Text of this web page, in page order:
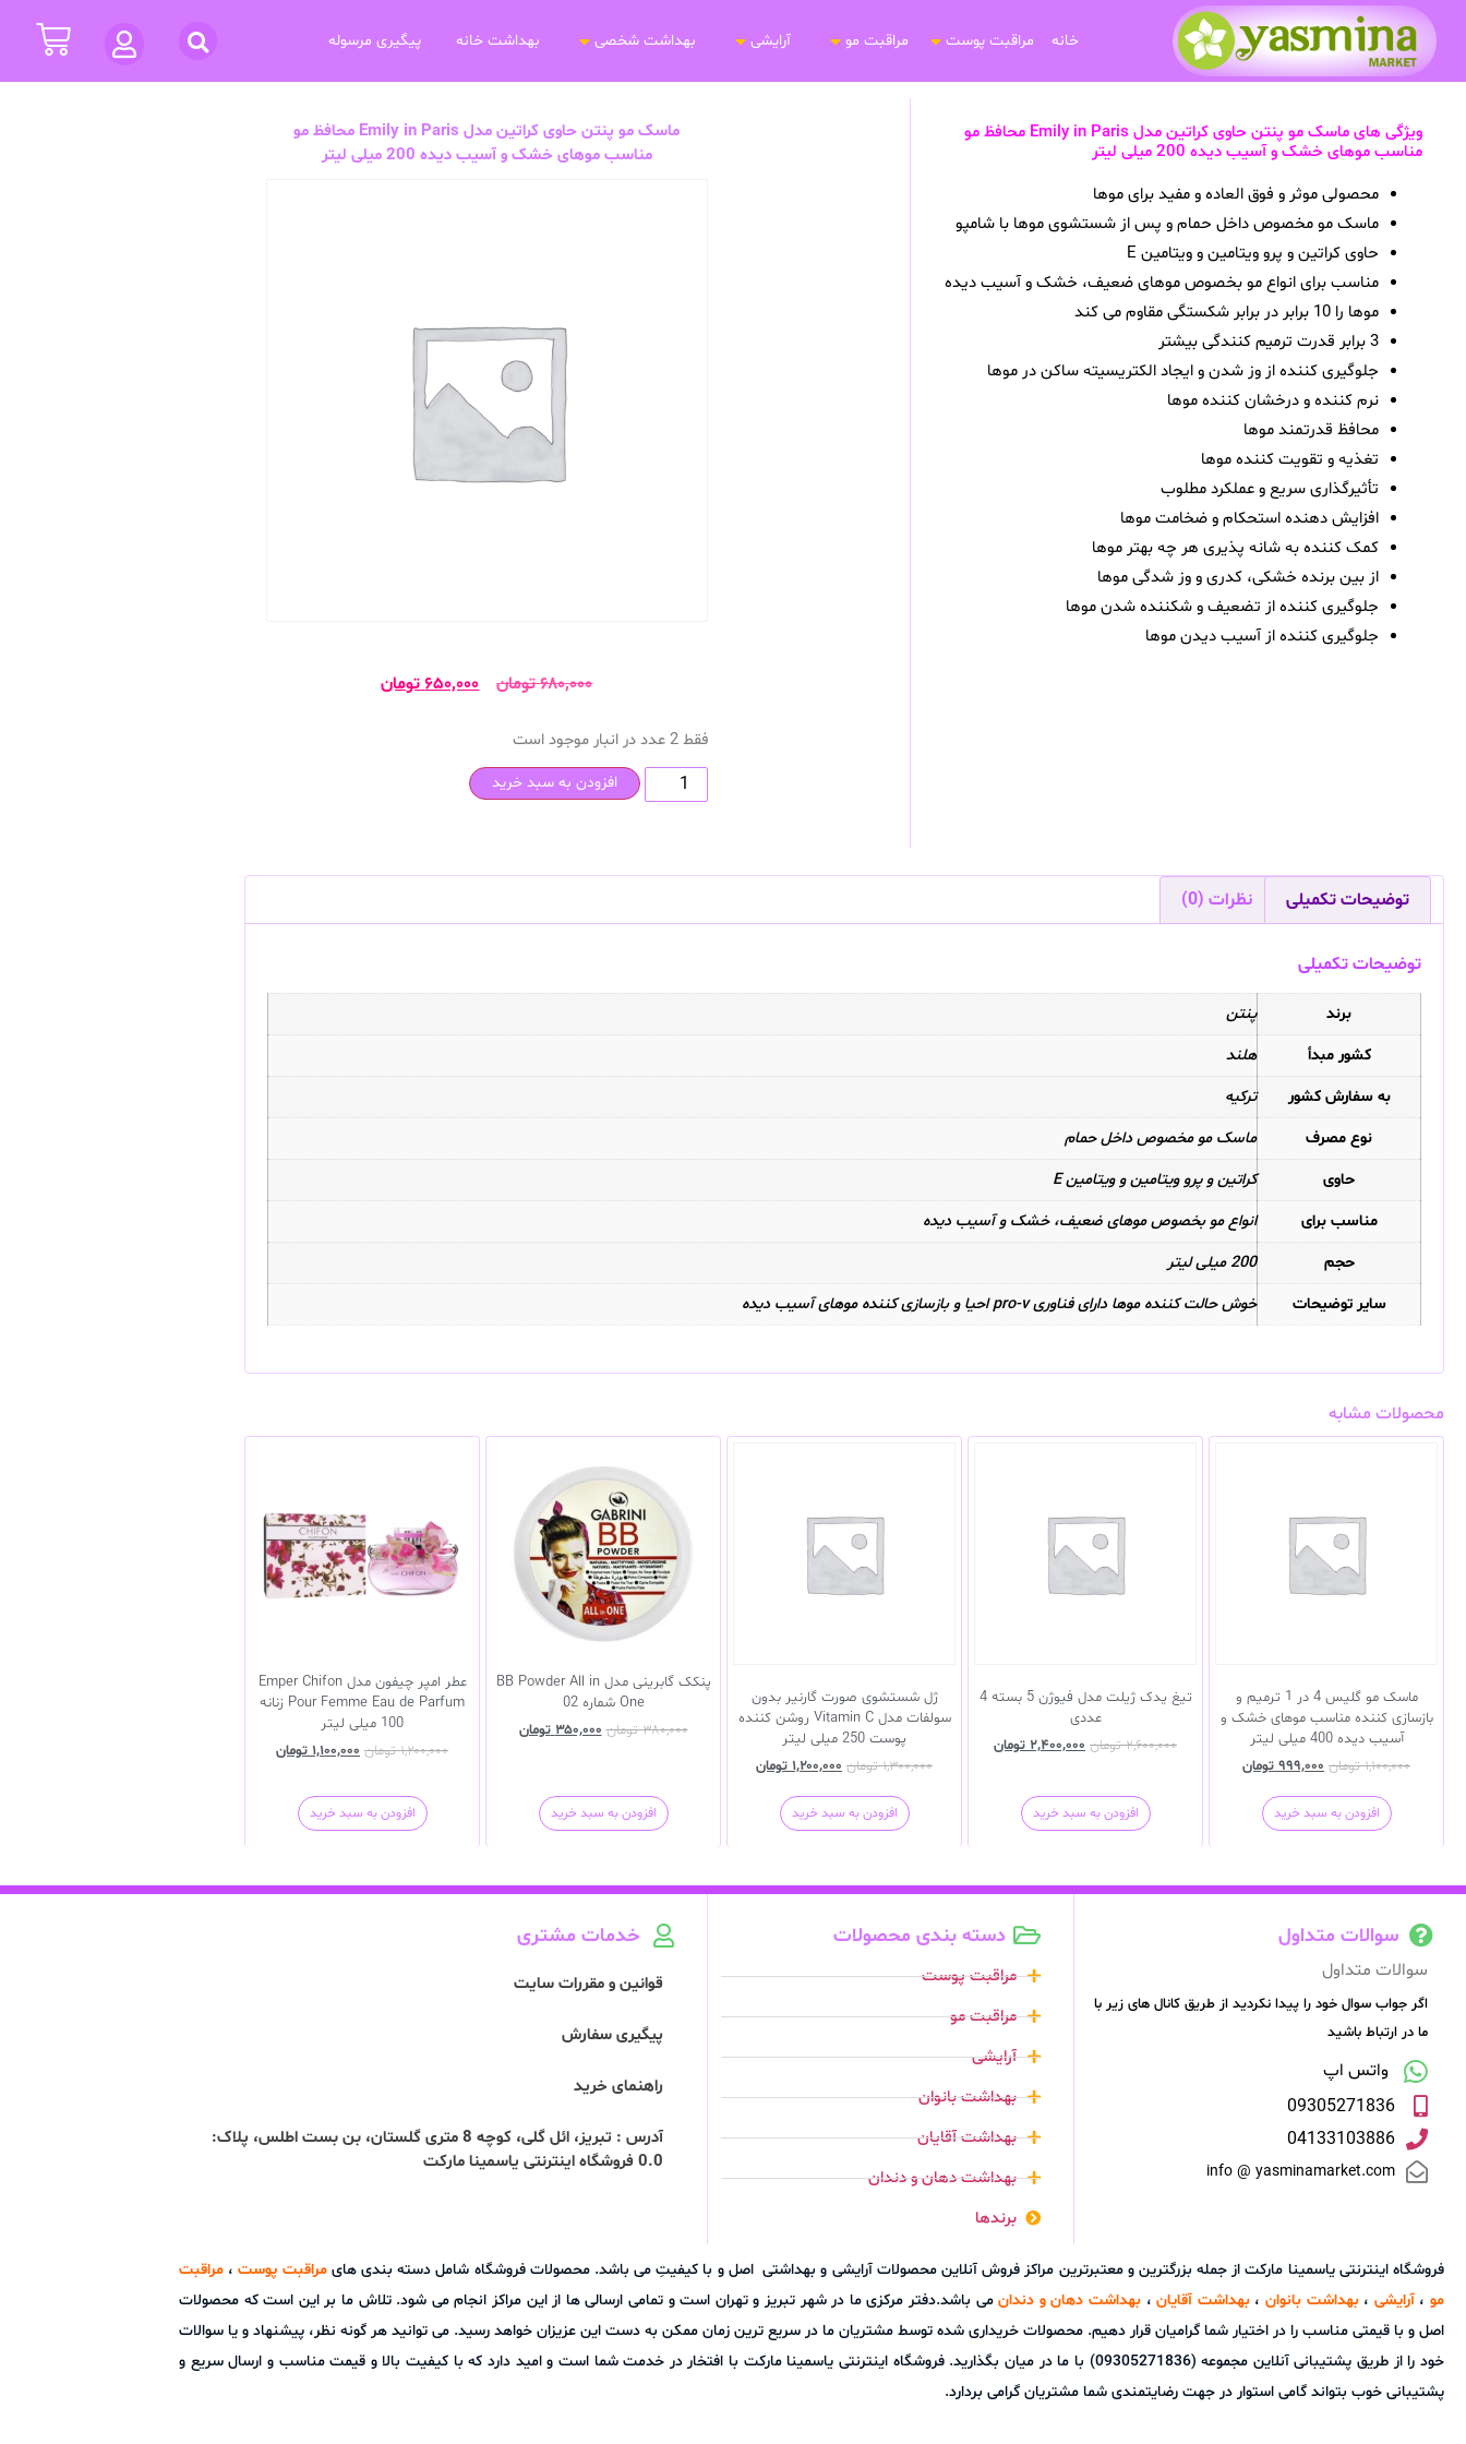
خانه مراقبت پوست مراقبت مو آرایشی بهداشت شخصی بهداشت خانه پیگیری مرسوله
ویژگی های ماسک مو پنتن حاوی کراتین مدل Emily in Paris محافظ مو
مناسب موهای خشک و آسیب دیده 200 میلی لیتر
محصولی موثر و فوق العاده و مفید برای موها
ماسک مو مخصوص داخل حمام و پس از شستشوی موها با شامپو
حاوی کراتین و پرو ویتامین و ویتامین E
مناسب برای انواع مو بخصوص موهای ضعیف، خشک و آسیب دیده
موها را 10 برابر در برابر شکستگی مقاوم می کند
3 برابر قدرت ترمیم کنندگی بیشتر
جلوگیری کننده از وز شدن و ایجاد الکتریسیته ساکن در موها
نرم کننده و درخشان کننده موها
محافظ قدرتمند موها
تغذیه و تقویت کننده موها
تأثیرگذاری سریع و عملکرد مطلوب
افزایش دهنده استحکام و ضخامت موها
کمک کننده به شانه پذیری هر چه بهتر موها
از بین برنده خشکی، کدری و وز شدگی موها
جلوگیری کننده از تضعیف و شکننده شدن موها
جلوگیری کننده از آسیب دیدن موها
ماسک مو پنتن حاوی کراتین مدل Emily in Paris محافظ مو
مناسب موهای خشک و آسیب دیده 200 میلی لیتر
۶۸۰,۰۰۰تومان ۶۵۰,۰۰۰تومان
فقط 2 عدد در انبار موجود است
افزودن به سبد خرید
توضیحات تکمیلی نظرات (0)
توضیحات تکمیلی
برند
پنتن
کشور مبدأ
هلند
به سفارش کشور
ترکیه
نوع مصرف
ماسک مو مخصوص داخل حمام
حاوی
کراتین و پرو ویتامین و ویتامین E
مناسب برای
انواع مو بخصوص موهای ضعیف، خشک و آسیب دیده
حجم
200 میلی لیتر
سایر توضیحات
خوش حالت کننده موها دارای فناوری pro-v احیا و بازسازی کننده موهای آسیب دیده
محصولات مشابه
ماسک مو گلیس 4 در 1 ترمیم و
بازسازی کننده مناسب موهای خشک و
آسیب دیده 400 میلی لیتر
۱,۱۰۰,۰۰۰ تومان ۹۹۹,۰۰۰ تومان
افزودن به سبد خرید
تیغ یدک ژیلت مدل فیوژن 5 بسته 4
عددی
۲,۶۰۰,۰۰۰ تومان ۲,۴۰۰,۰۰۰ تومان
افزودن به سبد خرید
ژل شستشوی صورت گارنیر بدون
سولفات مدل Vitamin C روشن کننده
پوست 250 میلی لیتر
۱,۳۰۰,۰۰۰ تومان ۱,۲۰۰,۰۰۰ تومان
افزودن به سبد خرید
پنکک گابرینی مدل BB Powder All in
One شماره 02
۳۸۰,۰۰۰ تومان ۳۵۰,۰۰۰ تومان
افزودن به سبد خرید
عطر امپر چیفون مدل Emper Chifon
Pour Femme Eau de Parfum زنانه
100 میلی لیتر
۱,۲۰۰,۰۰۰ تومان ۱,۱۰۰,۰۰۰ تومان
افزودن به سبد خرید
سوالات متداول
سوالات متداول
اگر جواب سوال خود را پیدا نکردید از طریق کانال های زیر با
ما در ارتباط باشید
واتس اپ
09305271836
04133103886
info @ yasminamarket.com
دسته بندی محصولات
مراقبت پوست
مراقبت مو
آرایشی
بهداشت بانوان
بهداشت آقایان
بهداشت دهان و دندان
برندها
خدمات مشتری
قوانین و مقررات سایت
پیگیری سفارش
راهنمای خرید
آدرس : تبریز، ائل گلی، کوچه 8 متری گلستان، بن بست اطلس، پلاک:
0.0 فروشگاه اینترنتی یاسمینا مارکت
فروشگاه اینترنتی یاسمینا مارکت از جمله بزرگترین و معتبرترین مراکز فروش آنلاین محصولات آرایشی و بهداشتی اصل و با کیفیتِ می باشد. محصولات فروشگاه شامل دسته بندی هایمراقبت پوست، مراقبت
مو،آرایشی ،بهداشت بانوان،بهداشت آقایان، بهداشت دهان و دندانمی باشد.دفتر مرکزی ما در شهر تبریز و تهران است و تمامی ارسالی ها از این مراکز انجام می شود. تلاش ما بر این است که محصولات
اصل و با قیمتی مناسب را در اختیار شما گرامیان قرار دهیم. محصولات خریداری شده توسط مشتریان ما در سریع ترین زمان ممکن به دست این عزیزان خواهد رسید. می توانید هر گونه نظر، پیشنهاد و یا سوالات
خود را از طریق پشتیبانی آنلاین مجموعه (09305271836) با ما در میان بگذارید. فروشگاه اینترنتی یاسمینا مارکت با افتخار در خدمت شما است و امید دارد که با کیفیت بالا و قیمت مناسب و ارسال سریع و
پشتیبانی خوب بتواند گامی استوار در جهت رضایتمندی شما مشتریان گرامی بردارد.